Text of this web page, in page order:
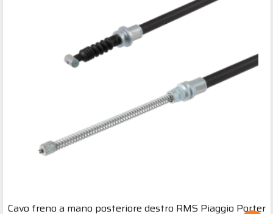
Cavo freno a mano posteriore destro RMS Piaggio Porter